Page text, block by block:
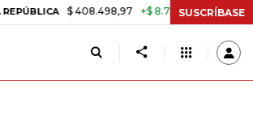
$ 408.498,97 +$ 8.753,81 +2,19% TASA DE
SUSCRÍBASE